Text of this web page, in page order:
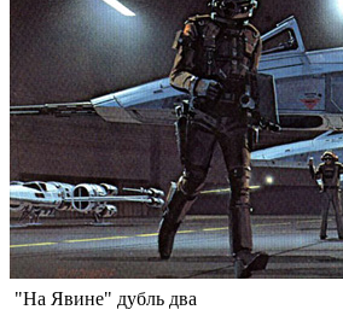
"На Явине" дубль два